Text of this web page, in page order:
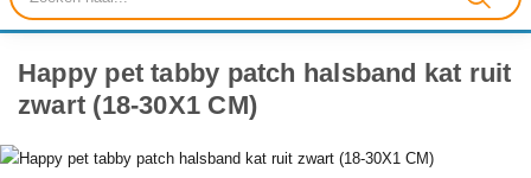
zoeken
Happy pet tabby patch halsband kat ruit
zwart (18-30X1 CM)